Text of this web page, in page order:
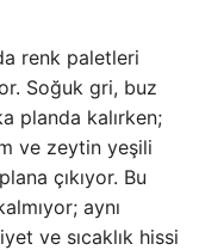
renk paletleri
Soğuk gri, buz
planda kalırken;
ve zeytin yeşili
çıkıyor. Bu
aynı
ve sıcaklık hissi